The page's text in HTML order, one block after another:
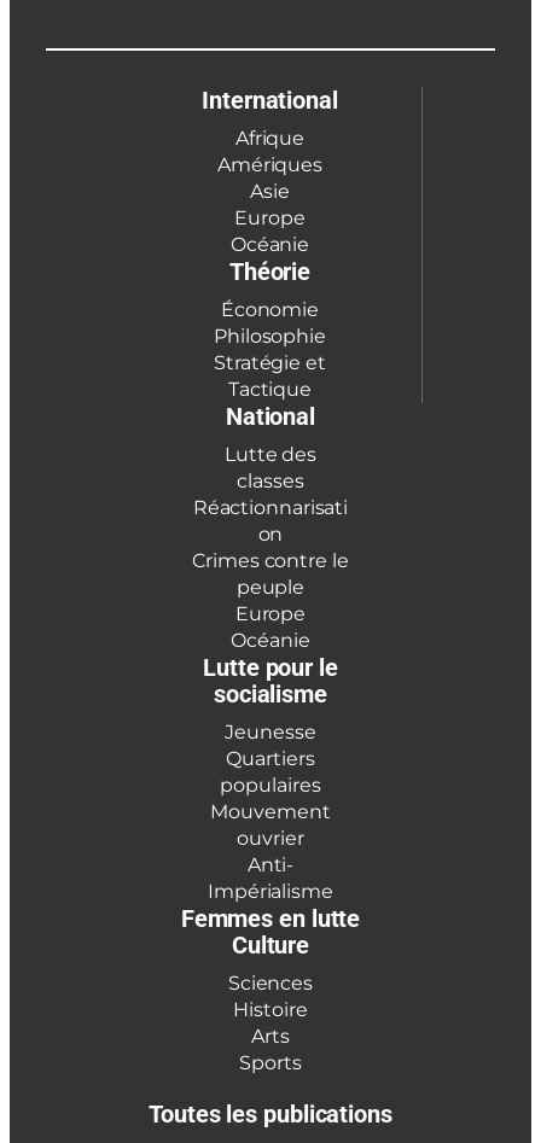
International
Afrique
Amériques
Asie
Europe
Océanie
Théorie
Économie
Philosophie
Stratégie et
Tactique
National
Lutte des
classes
Réactionnarisati
on
Crimes contre le
peuple
Europe
Océanie
Lutte pour le
socialisme
Jeunesse
Quartiers
populaires
Mouvement
ouvrier
Anti-
Impérialisme
Femmes en lutte
Culture
Sciences
Histoire
Arts
Sports
Toutes les publications